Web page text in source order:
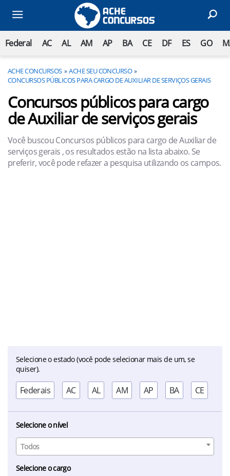
Federal AC AL AM AP BA CE DF ES GO
ACHE CONCURSOS
ACHE SEU CONCURSO
CONCURSOS PÚBLICOS PARA CARGO DE AUXILIAR DE SERVIÇOS GERAIS
Concursos públicos para cargo
de Auxiliar de serviços gerais
Você buscou Concursos públicos para cargo de Auxiliar de
serviços gerais , os resultados estão na lista abaixo. Se
preferir, você pode refazer a pesquisa utilizando os campos.
Selecione o estado (você pode selecionar mais de um, se
quiser).
Federais AC AL AM AP BA CE
Selecione o nível
Todos
Selecione o cargo